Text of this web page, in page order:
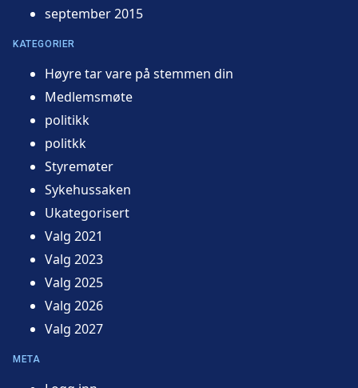
september 2015
KATEGORIER
Høyre tar vare på stemmen din
Medlemsmøte
politikk
politkk
Styremøter
Sykehussaken
Ukategorisert
Valg 2021
Valg 2023
Valg 2025
Valg 2026
Valg 2027
META